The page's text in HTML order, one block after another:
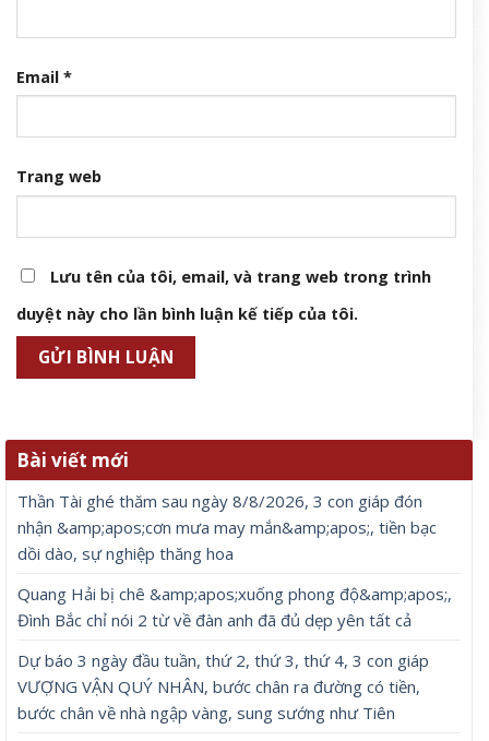
Email *
Trang web
Lưu tên của tôi, email, và trang web trong trình
duyệt này cho lần bình luận kế tiếp của tôi.
Bài viết mới
Thần Tài ghé thăm sau ngày 8/8/2026, 3 con giáp đón
nhận &amp;apos;cơn mưa may mắn&amp;apos;, tiền bạc
dồi dào, sự nghiệp thăng hoa
Quang Hải bị chê &amp;apos;xuống phong độ&amp;apos;,
Đình Bắc chỉ nói 2 từ về đàn anh đã đủ dẹp yên tất cả
Dự báo 3 ngày đầu tuần, thứ 2, thứ 3, thứ 4, 3 con giáp
VƯỢNG VẬN QUÝ NHÂN, bước chân ra đường có tiền,
bước chân về nhà ngập vàng, sung sướng như Tiên